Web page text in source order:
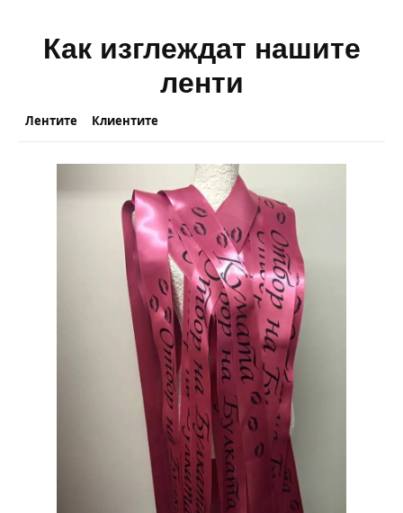
Как изглеждат нашите
ленти
Лентите Клиентите